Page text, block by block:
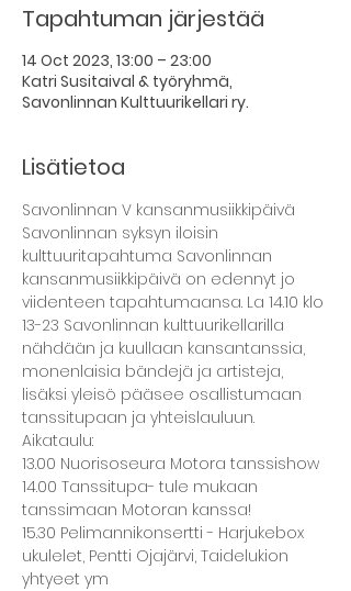
Tapahtuman järjestää
14 Oct 2023, 13:00 – 23:00
Katri Susitaival & työryhmä,
Savonlinnan Kulttuurikellari ry.
Lisätietoa
Savonlinnan V kansanmusiikkipäivä
Savonlinnan syksyn iloisin
kulttuuritapahtuma Savonlinnan
kansanmusiikkipäivä on edennyt jo
viidenteen tapahtumaansa. La 14.10 klo
13-23 Savonlinnan kulttuurikellarilla
nähdään ja kuullaan kansantanssia,
monenlaisia bändejä ja artisteja,
lisäksi yleisö pääsee osallistumaan
tanssitupaan ja yhteislauluun.
Aikataulu:
13.00 Nuorisoseura Motora tanssishow
14.00 Tanssitupa- tule mukaan
tanssimaan Motoran kanssa!
15.30 Pelimannikonsertti - Harjukebox
ukulelet, Pentti Ojajärvi, Taidelukion
yhtyeet ym